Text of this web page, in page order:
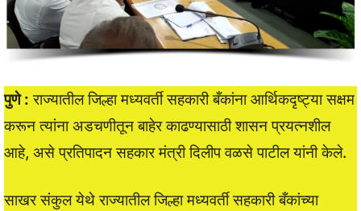
पुणे : राज्यातील जिल्हा मध्यवर्ती सहकारी बँकांना आर्थिकदृष्ट्या सक्षम
करून त्यांना अडचणीतून बाहेर काढण्यासाठी शासन प्रयत्नशील
आहे, असे प्रतिपादन सहकार मंत्री दिलीप वळसे पाटील यांनी केले.
साखर संकुल येथे राज्यातील जिल्हा मध्यवर्ती सहकारी बँकांच्या